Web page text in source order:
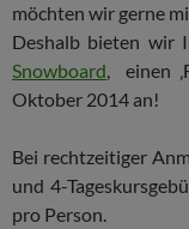
möchten wir gerne
Deshalb bieten wir
Snowboard, einen
Oktober 2014 an!
Bei rechtzeitiger
und 4-
pro Person.